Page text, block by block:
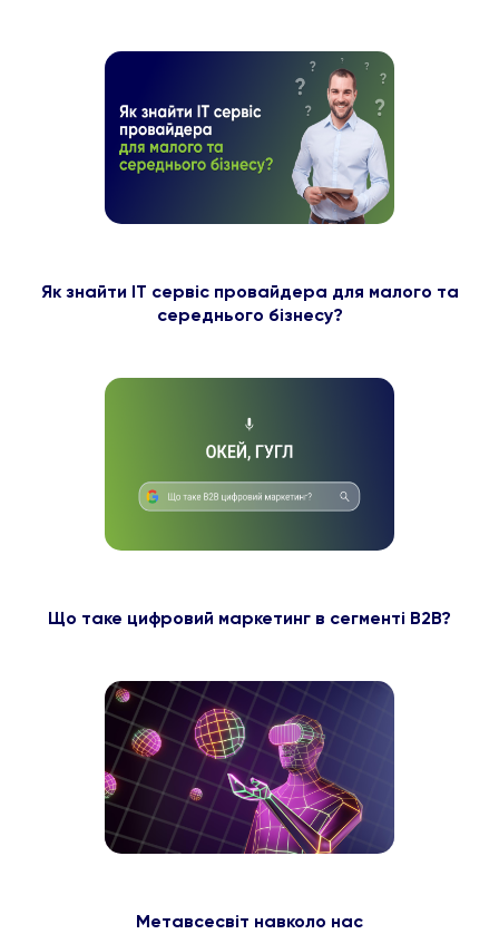
Як знайти ІТ сервіс провайдера для малого та
середнього бізнесу?
Що таке цифровий маркетинг в сегменті B2B?
Метавсесвіт навколо нас